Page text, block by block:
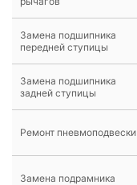
Замена подшипника
передней ступицы
Замена подшипника
задней ступицы
Ремонт пневмоподвески
Замена подрамника